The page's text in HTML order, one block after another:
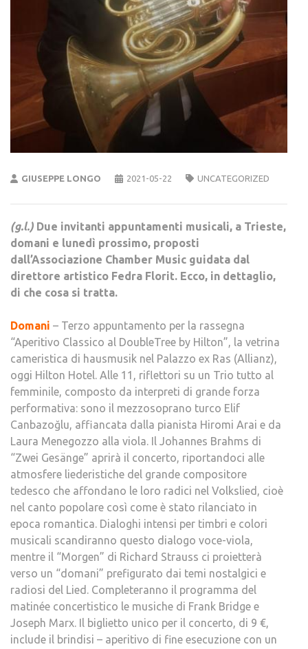
GIUSEPPE LONGO 2021-05-22 UNCATEGORIZED
(g.l.) Due invitanti appuntamenti musicali, a Trieste,
domani e lunedì prossimo, proposti
dall’Associazione Chamber Music guidata dal
direttore artistico Fedra Florit. Ecco, in dettaglio,
di che cosa si tratta.
Domani – Terzo appuntamento per la rassegna
“Aperitivo Classico al DoubleTree by Hilton”, la vetrina
cameristica di hausmusik nel Palazzo ex Ras (Allianz),
oggi Hilton Hotel. Alle 11, riflettori su un Trio tutto al
femminile, composto da interpreti di grande forza
performativa: sono il mezzosoprano turco Elif
Canbazoğlu, affiancata dalla pianista Hiromi Arai e da
Laura Menegozzo alla viola. Il Johannes Brahms di
“Zwei Gesänge” aprirà il concerto, riportandoci alle
atmosfere liederistiche del grande compositore
tedesco che affondano le loro radici nel Volkslied, cioè
nel canto popolare così come è stato rilanciato in
epoca romantica. Dialoghi intensi per timbri e colori
musicali scandiranno questo dialogo voce-viola,
mentre il “Morgen” di Richard Strauss ci proietterà
verso un “domani” prefigurato dai temi nostalgici e
radiosi del Lied. Completeranno il programma del
matinée concertistico le musiche di Frank Bridge e
Joseph Marx. Il biglietto unico per il concerto, di 9 €,
include il brindisi – aperitivo di fine esecuzione con un